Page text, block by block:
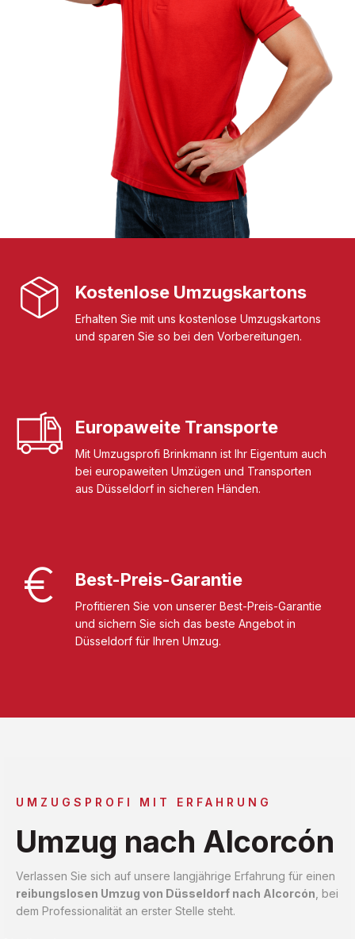
Kostenlose Umzugskartons
Erhalten Sie mit uns kostenlose Umzugskartons
und sparen Sie so bei den Vorbereitungen.
Europaweite Transporte
Mit Umzugsprofi Brinkmann ist Ihr Eigentum auch
bei europaweiten Umzügen und Transporten
aus Düsseldorf in sicheren Händen.
Best-Preis-Garantie
Profitieren Sie von unserer Best-Preis-Garantie
und sichern Sie sich das beste Angebot in
Düsseldorf für Ihren Umzug.
UMZUGSPROFI MIT ERFAHRUNG
Umzug nach Alcorcón
Verlassen Sie sich auf unsere langjährige Erfahrung für einen
reibungslosen Umzug von Düsseldorf nach Alcorcón , bei
dem Professionalität an erster Stelle steht.